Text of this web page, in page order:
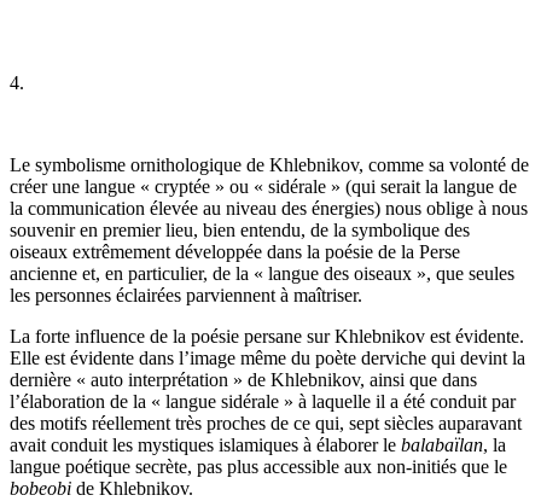
4.
Le symbolisme ornithologique de Khlebnikov, comme sa volonté de
créer une langue « cryptée » ou « sidérale » (qui serait la langue de
la communication élevée au niveau des énergies) nous oblige à nous
souvenir en premier lieu, bien entendu, de la symbolique des
oiseaux extrêmement développée dans la poésie de la Perse
ancienne et, en particulier, de la « lan­gue des oiseaux », que seules
les personnes éclairées parviennent à maîtriser.
La forte influence de la poésie persane sur Khlebnikov est évidente.
Elle est évidente dans l’image même du poète derviche qui devint la
dernière « auto interprétation » de Khlebnikov, ainsi que dans
l’élaboration de la « langue sidérale » à laquelle il a été conduit par
des motifs réellement très proches de ce qui, sept siècles auparavant
avait conduit les mystiques islamiques à élaborer le balabaïlan, la
langue poétique secrète, pas plus accessible aux non-initiés que le
bobeobi de Khlebnikov.